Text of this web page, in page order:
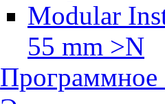
Modular
55 mm >N
Программное